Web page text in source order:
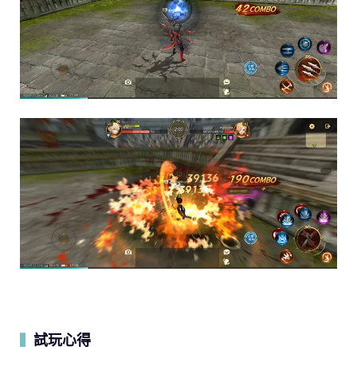
試玩心得